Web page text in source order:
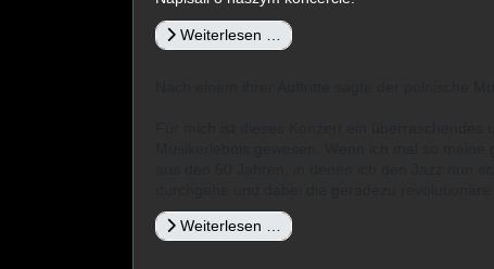
Weiterlesen …
Weiterlesen …